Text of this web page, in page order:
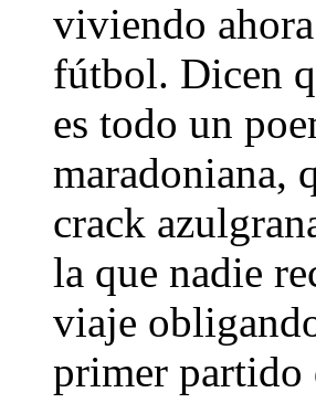
viviendo
fútbol. Dicen
es todo un
maradoniana,
crack
la que nadie
viaje
primer partido